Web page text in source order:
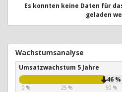
Es konnten keine Daten für
geladen
Wachstumsanalyse
Umsatzwachstum 5 Jahre
46 %
0 % 25 % 50 %